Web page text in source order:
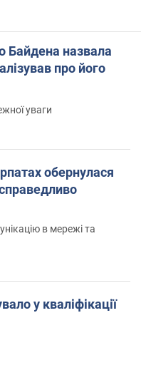
назвала
про його
уваги
обернулася
в мережі та
у кваліфікації